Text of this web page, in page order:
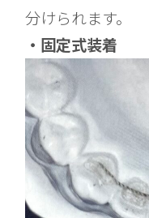
分けられます。
・固定式装着